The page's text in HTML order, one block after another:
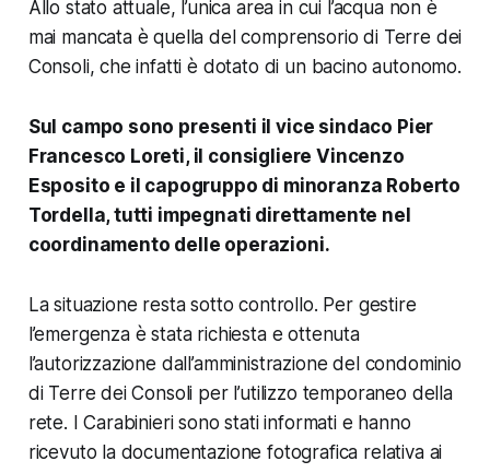
Allo stato attuale, l’unica area in cui l’acqua non è
mai mancata è quella del comprensorio di Terre dei
Consoli, che infatti è dotato di un bacino autonomo.
Sul campo sono presenti il vice sindaco Pier
Francesco Loreti, il consigliere Vincenzo
Esposito e il capogruppo di minoranza Roberto
Tordella, tutti impegnati direttamente nel
coordinamento delle operazioni.
La situazione resta sotto controllo. Per gestire
l’emergenza è stata richiesta e ottenuta
l’autorizzazione dall’amministrazione del condominio
di Terre dei Consoli per l’utilizzo temporaneo della
rete. I Carabinieri sono stati informati e hanno
ricevuto la documentazione fotografica relativa ai